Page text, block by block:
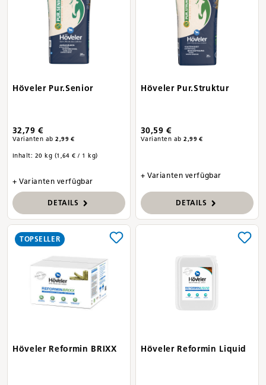
Höveler Pur.Senior
32,79 €
Varianten ab 2,99 €
Inhalt: 20 kg (1,64 € / 1 kg)
+ Varianten verfügbar
DETAILS
Höveler Pur.Struktur
30,59 €
Varianten ab 2,99 €
+ Varianten verfügbar
DETAILS
TOPSELLER
Höveler Reformin BRIXX Höveler Reformin Liquid